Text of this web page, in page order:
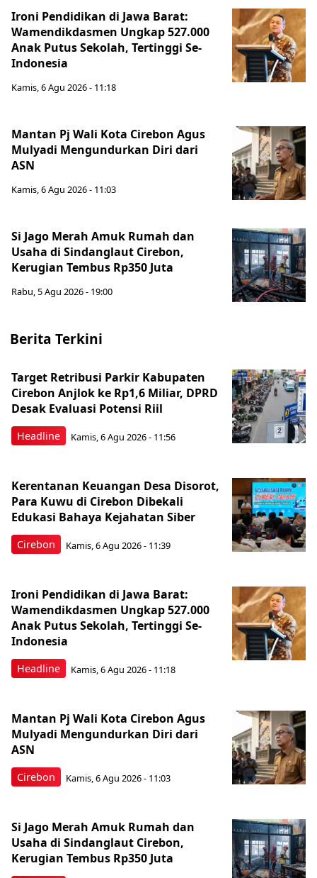
Ironi Pendidikan di Jawa Barat:
Wamendikdasmen Ungkap 527.000
Anak Putus Sekolah, Tertinggi Se-
Indonesia
Kamis, 6 Agu 2026 - 11:18
Mantan Pj Wali Kota Cirebon Agus
Mulyadi Mengundurkan Diri dari
ASN
Kamis, 6 Agu 2026 - 11:03
Si Jago Merah Amuk Rumah dan
Usaha di Sindanglaut Cirebon,
Kerugian Tembus Rp350 Juta
Rabu, 5 Agu 2026 - 19:00
Berita Terkini
Headline
Target Retribusi Parkir Kabupaten
Cirebon Anjlok ke Rp1,6 Miliar, DPRD
Desak Evaluasi Potensi Riil
Kamis, 6 Agu 2026 - 11:56
Cirebon
Kerentanan Keuangan Desa Disorot,
Para Kuwu di Cirebon Dibekali
Edukasi Bahaya Kejahatan Siber
Kamis, 6 Agu 2026 - 11:39
Headline
Ironi Pendidikan di Jawa Barat:
Wamendikdasmen Ungkap 527.000
Anak Putus Sekolah, Tertinggi Se-
Indonesia
Kamis, 6 Agu 2026 - 11:18
Cirebon
Mantan Pj Wali Kota Cirebon Agus
Mulyadi Mengundurkan Diri dari
ASN
Kamis, 6 Agu 2026 - 11:03
Si Jago Merah Amuk Rumah dan
Usaha di Sindanglaut Cirebon,
Kerugian Tembus Rp350 Juta